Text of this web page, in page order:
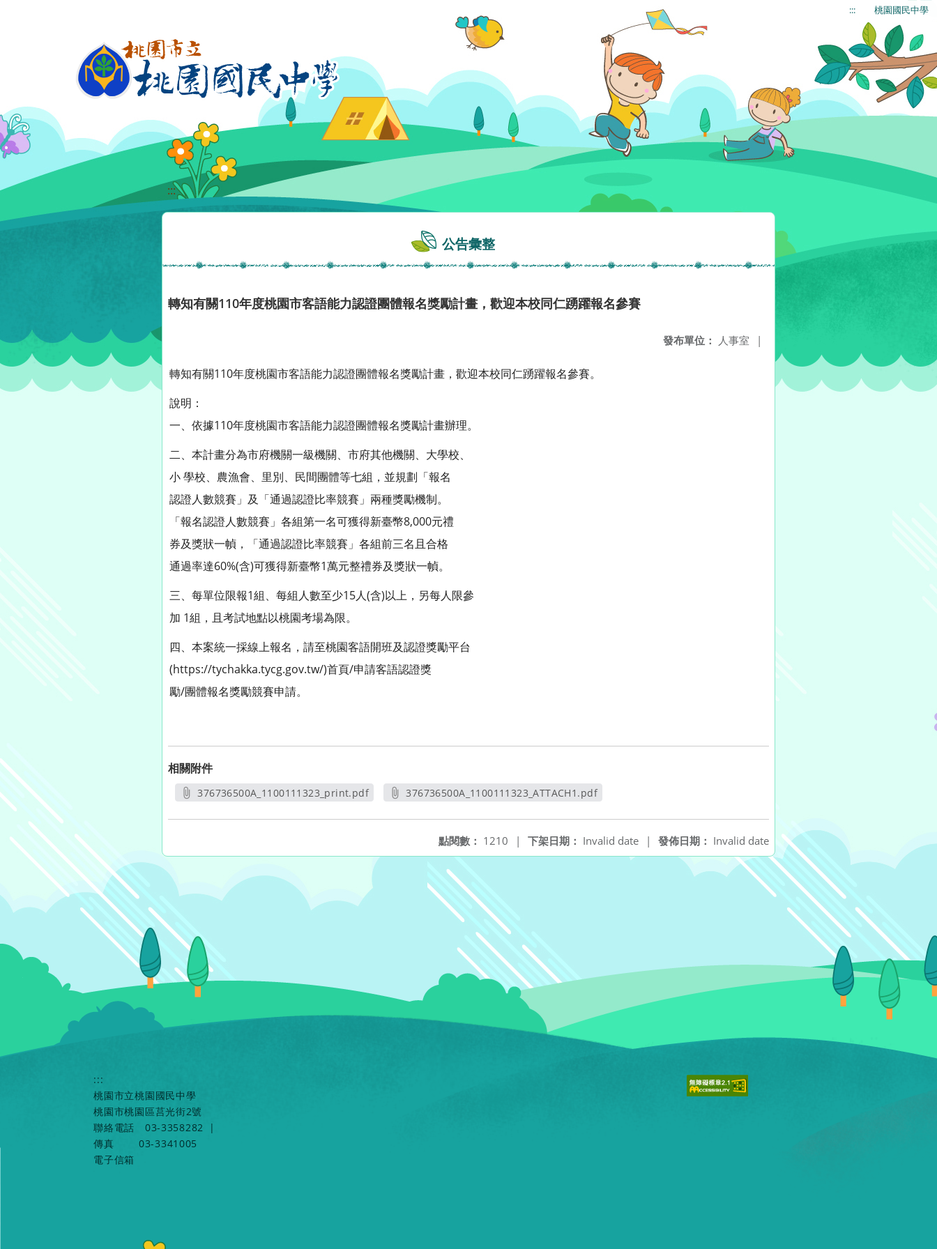
::: 桃園國民中學
:::
公告彙整
轉知有關110年度桃園市客語能力認證團體報名獎勵計畫，歡迎本校同仁踴躍報名參賽
發布單位： 人事室 |
轉知有關110年度桃園市客語能力認證團體報名獎勵計畫，歡迎本校同仁踴躍報名參賽。
說明：
一、依據110年度桃園市客語能力認證團體報名獎勵計畫辦理。
二、本計畫分為市府機關一級機關、市府其他機關、大學校、
小 學校、農漁會、里別、民間團體等七組，並規劃「報名
認證人數競賽」及「通過認證比率競賽」兩種獎勵機制。
「報名認證人數競賽」各組第一名可獲得新臺幣8,000元禮
券及獎狀一幀，「通過認證比率競賽」各組前三名且合格
通過率達60%(含)可獲得新臺幣1萬元整禮券及獎狀一幀。
三、每單位限報1組、每組人數至少15人(含)以上，另每人限參
加 1組，且考試地點以桃園考場為限。
四、本案統一採線上報名，請至桃園客語開班及認證獎勵平台
(https://tychakka.tycg.gov.tw/)首頁/申請客語認證獎
勵/團體報名獎勵競賽申請。
相關附件
376736500A_1100111323_print.pdf
376736500A_1100111323_ATTACH1.pdf
發佈日期： Invalid date
下架日期： Invalid date |
點閱數： 1210 |
:::
桃園市立桃園國民中學
桃園市桃園區莒光街2號
聯絡電話
03-3358282
|
傳真
03-3341005
電子信箱